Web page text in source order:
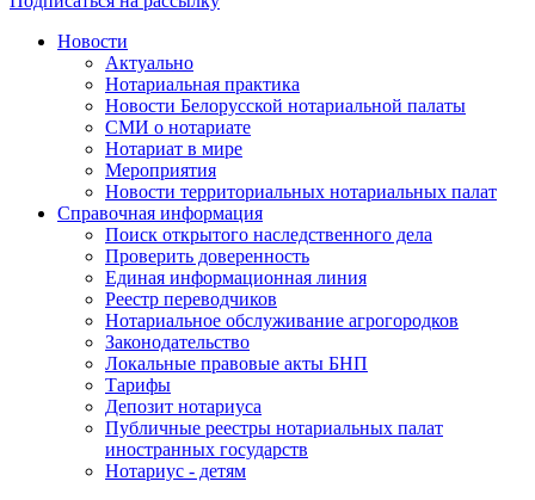
Новости
Актуально
Нотариальная практика
Новости Белорусской нотариальной палаты
СМИ о нотариате
Нотариат в мире
Мероприятия
Новости территориальных нотариальных палат
Справочная информация
Поиск открытого наследственного дела
Проверить доверенность
Единая информационная линия
Реестр переводчиков
Нотариальное обслуживание агрогородков
Законодательство
Локальные правовые акты БНП
Тарифы
Депозит нотариуса
Публичные реестры нотариальных палат
иностранных государств
Нотариус - детям